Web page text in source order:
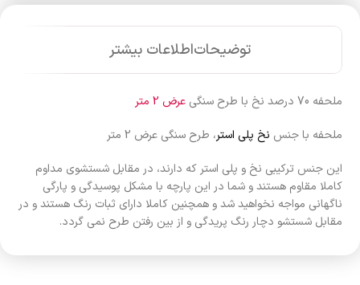
توضیحاتاطلاعات بیشتر
ملحفه 70 درصد نخ با طرح سنگی
عرض 2 متر
ملحفه با جنس نخ پلی استر، طرح سنگی عرض 2 متر
این جنس ترکیبی نخ و پلی استر که دارند، در مقابل شستشوی مداوم
کاملا مقاوم هستند و شما در این پارچه با مشکل پوسیدگی و پارگی
ناگهانی مواجه نخواهید شد و همچنین کاملا دارای ثبات رنگ هستند و در
مقابل شستشو دچار رنگ پریدگی و از بین رفتن طرح نمی گردد.